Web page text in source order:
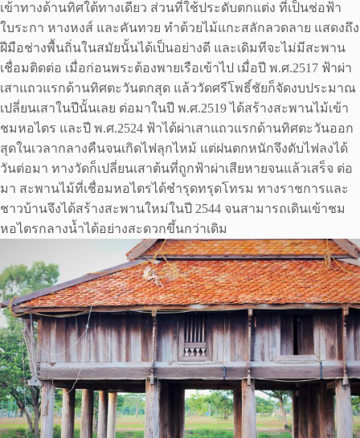
เข้าทางด้านทิศใต้ทางเดียว ส่วนที่ใช้ประดับตกแต่ง ที่เป็นช่อฟ้า
ใบระกา หางหงส์ และคันทวย ทำด้วยไม้แกะสลักลวดลาย แสดงถึง
ฝีมือช่างพื้นถิ่นในสมัยนั้นได้เป็นอย่างดี และเดิมทีจะไม่มีสะพาน
เชื่อมติดต่อ เมื่อก่อนพระต้องพายเรือเข้าไป เมื่อปี พ.ศ.2517 ฟ้าผ่า
เสาแถวแรกด้านทิศตะวันตกสุด แล้ววัดศรีโพธิ์ชัยก็จัดงบประมาณ
เปลี่ยนเสาในปีนั้นเลย ต่อมาในปี พ.ศ.2519 ได้สร้างสะพานไม้เข้า
ชมหอไตร และปี พ.ศ.2524 ฟ้าได้ผ่าเสาแถวแรกด้านทิศตะวันออก
สุดในเวลากลางคืนจนเกิดไฟลุกไหม้ แต่ฝนตกหนักจึงดับไฟลงได้
วันต่อมา ทางวัดก็เปลี่ยนเสาต้นที่ถูกฟ้าผ่าเสียหายจนแล้วเสร็จ ต่อ
มา สะพานไม้ที่เชื่อมหอไตรได้ชำรุดทรุดโทรม ทางราชการและ
ชาวบ้านจึงได้สร้างสะพานใหม่ในปี 2544 จนสามารถเดินเข้าชม
หอไตรกลางน้ำได้อย่างสะดวกขึ้นกว่าเดิม